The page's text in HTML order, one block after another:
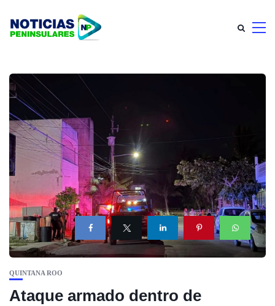
QUINTANA ROO
Ataque armado dentro de